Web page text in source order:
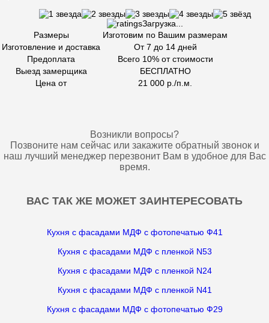
Загрузка...
Размеры
Изготовим по Вашим размерам
Изготовление и доставка
От 7 до 14 дней
Предоплата
Всего 10% от стоимости
Выезд замерщика
БЕСПЛАТНО
Цена от
21 000 р./п.м.
Возникли вопросы?
Позвоните нам сейчас или закажите обратный звонок и
наш лучший менеджер перезвонит Вам в удобное для Вас
время.
ВАС ТАК ЖЕ МОЖЕТ ЗАИНТЕРЕСОВАТЬ
Кухня с фасадами МДФ с фотопечатью Ф41
Кухня с фасадами МДФ с пленкой N53
Кухня с фасадами МДФ с пленкой N24
Кухня с фасадами МДФ с пленкой N41
Кухня с фасадами МДФ с фотопечатью Ф29